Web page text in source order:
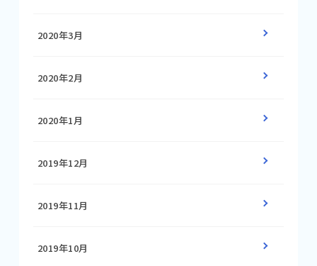
2020年3月
2020年2月
2020年1月
2019年12月
2019年11月
2019年10月